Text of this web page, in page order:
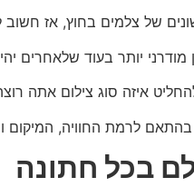
שונים של צלמים בחוץ, אז
יותר בעוד שלאחרים
איזה סוג צילום אתה
לרמת החוויה, המיקום
בכל חתונה